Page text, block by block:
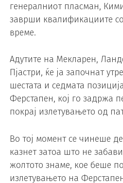
генералниот пласман,
заврши квалификациите со
време.
Адутите на Мекларен,
Пјастри, ќе ја започнат
шестата и седмата
Ферстапен, кој го задржа
покрај излетувањето од
Во тој момент се чинеше
казнет затоа што не
жолтото знаме, кое беше
излетувањето на